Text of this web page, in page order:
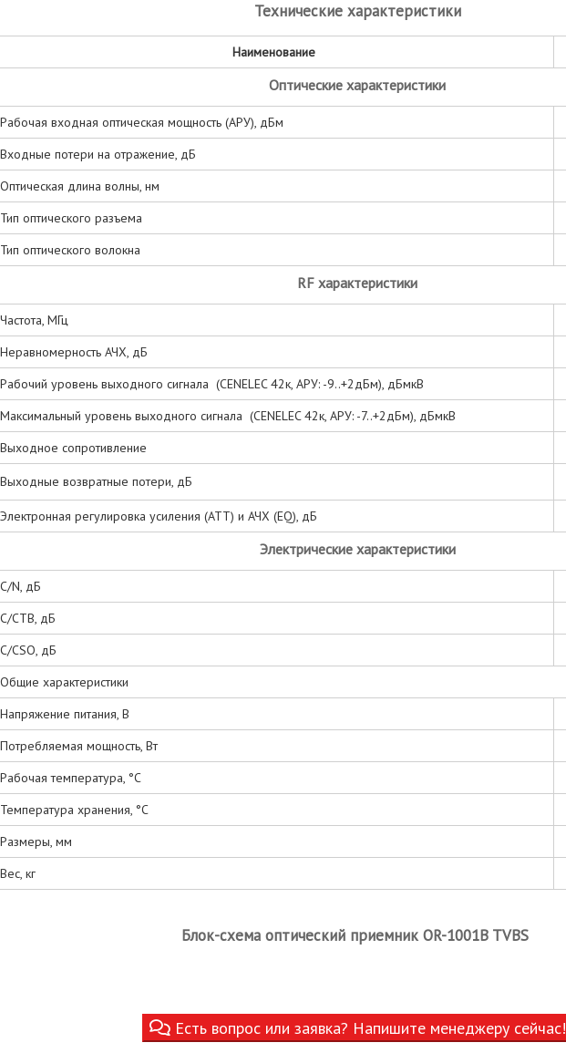
Технические характеристики
Наименование
Оптические характеристики
Рабочая входная оптическая мощность (АРУ), дБм
Входные потери на отражение, дБ
Оптическая длина волны, нм
Тип оптического разъема
Тип оптического волокна
RF характеристики
Частота, МГц
Неравномерность АЧХ, дБ
Рабочий уровень выходного сигнала (СENELEC 42к, АРУ: -9..+2дБм), дБмкВ
Максимальный уровень выходного сигнала (СENELEC 42к, АРУ: -7..+2дБм), дБмкВ
Выходное сопротивление
Выходные возвратные потери, дБ
Электронная регулировка усиления (ATT) и АЧХ (EQ), дБ
Электрические характеристики
C/N, дБ
С/СТВ, дБ
C/CSO, дБ
Общие характеристики
Напряжение питания, В
Потребляемая мощность, Вт
Рабочая температура, °С
Температура хранения, °С
Размеры, мм
Вес, кг
Блок-схема оптический приемник OR-1001B TVBS
Есть вопрос или заявка? Напишите менеджеру сейчас!